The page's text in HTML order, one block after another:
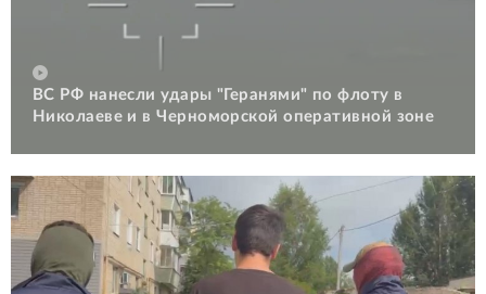
ВС РФ нанесли удары "Геранями" по флоту в
Николаеве и в Черноморской оперативной зоне